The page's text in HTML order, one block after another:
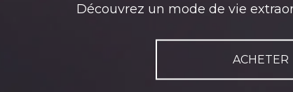
Découvrez un mode de vie
ACHETER